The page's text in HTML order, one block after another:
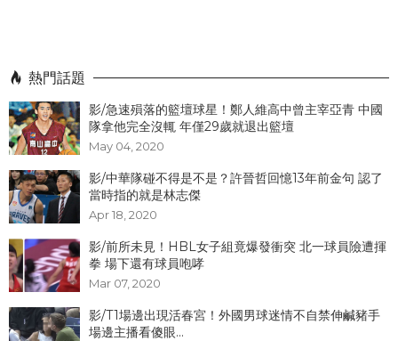
熱門話題
影/急速殞落的籃壇球星！鄭人維高中曾主宰亞青 中國
隊拿他完全沒輒 年僅29歲就退出籃壇
May 04, 2020
影/中華隊碰不得是不是？許晉哲回憶13年前金句 認了
當時指的就是林志傑
Apr 18, 2020
影/前所未見！HBL女子組竟爆發衝突 北一球員險遭揮
拳 場下還有球員咆哮
Mar 07, 2020
影/T1場邊出現活春宮！外國男球迷情不自禁伸鹹豬手
場邊主播看傻眼...